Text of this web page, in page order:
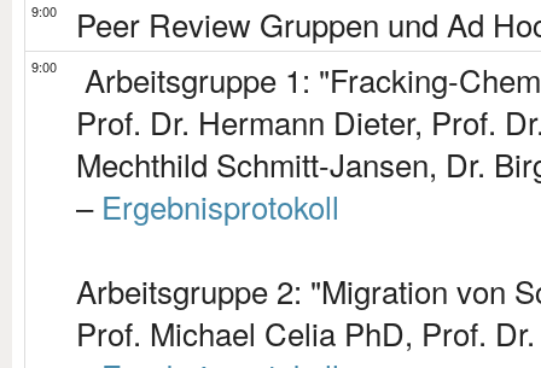
9:00 Peer Review Gruppen und Ad
9:00
Arbeitsgruppe 1: "Fracking-
Prof. Dr. Hermann Dieter, Prof.
Mechthild Schmitt-Jansen, Dr.
– Ergebnisprotokoll
Arbeitsgruppe 2: "Migration von
Prof. Michael Celia PhD, Prof.